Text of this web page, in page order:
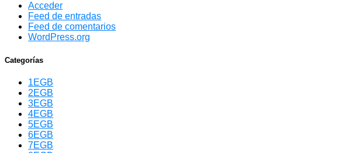
Acceder
Feed de entradas
Feed de comentarios
WordPress.org
Categorías
1EGB
2EGB
3EGB
4EGB
5EGB
6EGB
7EGB